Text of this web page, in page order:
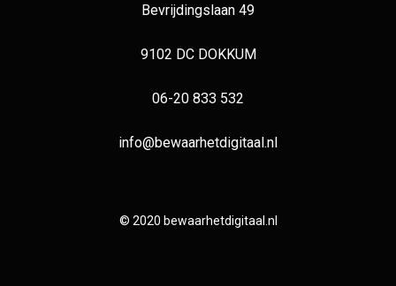
Bevrijdingslaan 49
9102 DC DOKKUM
06-20 833 532
info@bewaarhetdigitaal.nl
© 2020 bewaarhetdigitaal.nl